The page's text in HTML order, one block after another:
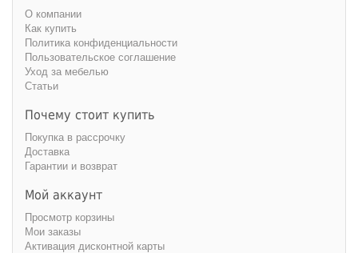
О компании
Как купить
Политика конфиденциальности
Пользовательское соглашение
Уход за мебелью
Статьи
Почему стоит купить
Покупка в рассрочку
Доставка
Гарантии и возврат
Мой аккаунт
Просмотр корзины
Мои заказы
Активация дисконтной карты